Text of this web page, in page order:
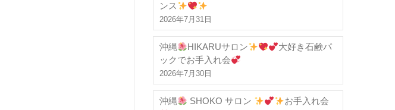
ンス
2026年7月31日
沖縄 HIKARUサロン
大好き石鹸パ
ックでお手入れ会
2026年7月30日
沖縄 SHOKO サロン お手入れ会